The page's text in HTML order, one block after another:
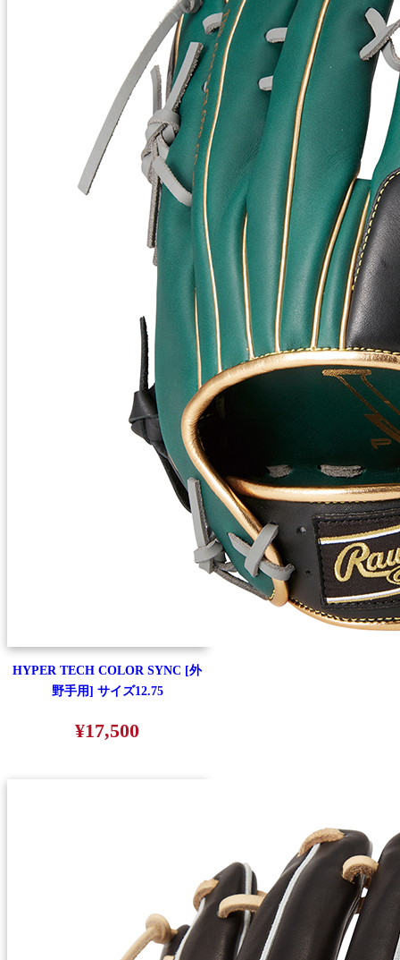
HYPER TECH COLOR SYNC [外
野手用] サイズ12.75
¥17,500